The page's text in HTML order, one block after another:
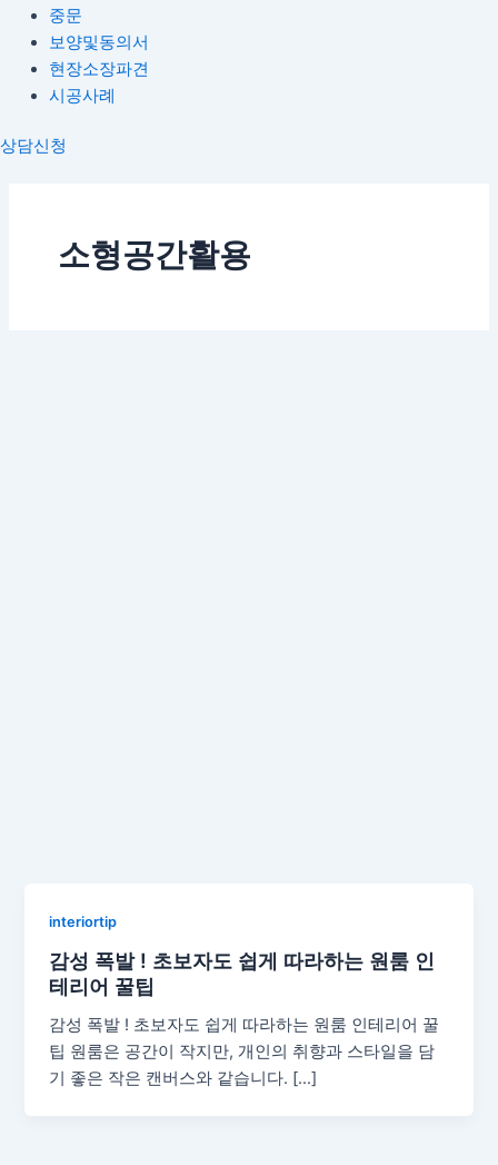
중문
보양및동의서
현장소장파견
시공사례
상담신청
소형공간활용
interiortip
감성 폭발 ! 초보자도 쉽게 따라하는 원룸 인
테리어 꿀팁
감성 폭발 ! 초보자도 쉽게 따라하는 원룸 인테리어 꿀
팁 원룸은 공간이 작지만, 개인의 취향과 스타일을 담
기 좋은 작은 캔버스와 같습니다. […]